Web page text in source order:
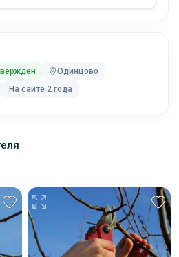
Одинцово
На сайте 2 года